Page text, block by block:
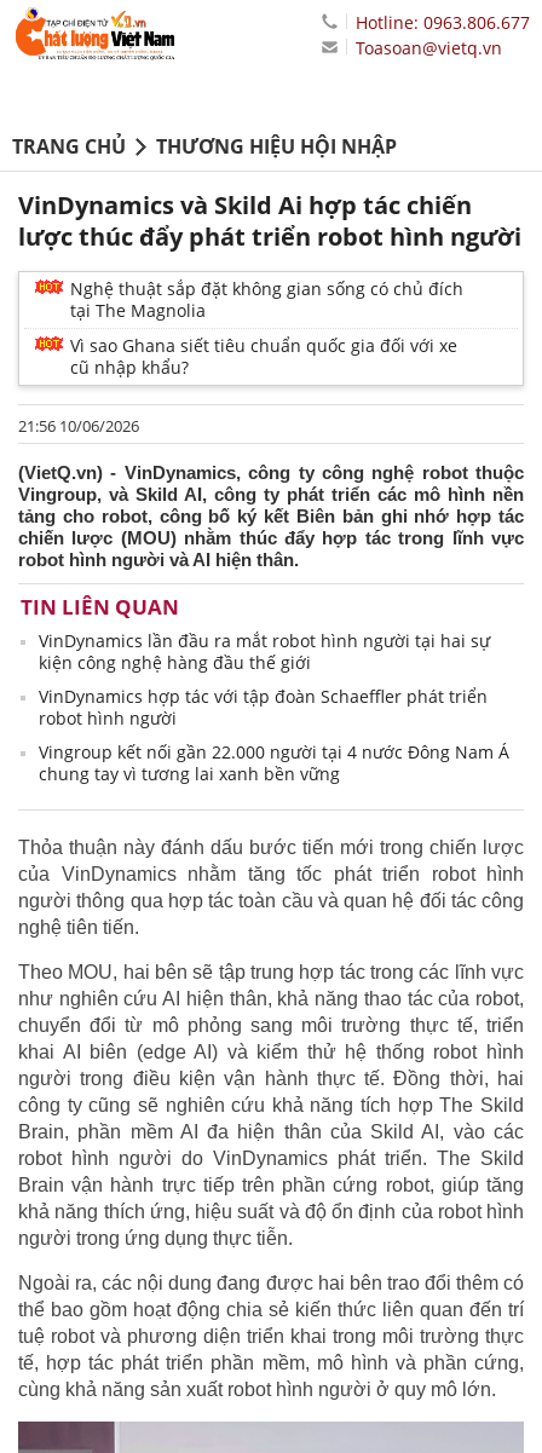
Hotline: 0963.806.677
Toasoan@vietq.vn
TRANG CHỦ THƯƠNG HIỆU HỘI NHẬP
VinDynamics và Skild Ai hợp tác chiến
lược thúc đẩy phát triển robot hình người
Nghệ thuật sắp đặt không gian sống có chủ đích
tại The Magnolia
Vì sao Ghana siết tiêu chuẩn quốc gia đối với xe
cũ nhập khẩu?
21:56 10/06/2026
(VietQ.vn) - VinDynamics, công ty công nghệ robot thuộc
Vingroup, và Skild AI, công ty phát triển các mô hình nền
tảng cho robot, công bố ký kết Biên bản ghi nhớ hợp tác
chiến lược (MOU) nhằm thúc đẩy hợp tác trong lĩnh vực
robot hình người và AI hiện thân.
TIN LIÊN QUAN
VinDynamics lần đầu ra mắt robot hình người tại hai sự
kiện công nghệ hàng đầu thế giới
VinDynamics hợp tác với tập đoàn Schaeffler phát triển
robot hình người
Vingroup kết nối gần 22.000 người tại 4 nước Đông Nam Á
chung tay vì tương lai xanh bền vững
Thỏa thuận này đánh dấu bước tiến mới trong chiến lược
của VinDynamics nhằm tăng tốc phát triển robot hình
người thông qua hợp tác toàn cầu và quan hệ đối tác công
nghệ tiên tiến.
Theo MOU, hai bên sẽ tập trung hợp tác trong các lĩnh vực
như nghiên cứu AI hiện thân, khả năng thao tác của robot,
chuyển đổi từ mô phỏng sang môi trường thực tế, triển
khai AI biên (edge AI) và kiểm thử hệ thống robot hình
người trong điều kiện vận hành thực tế. Đồng thời, hai
công ty cũng sẽ nghiên cứu khả năng tích hợp The Skild
Brain, phần mềm AI đa hiện thân của Skild AI, vào các
robot hình người do VinDynamics phát triển. The Skild
Brain vận hành trực tiếp trên phần cứng robot, giúp tăng
khả năng thích ứng, hiệu suất và độ ổn định của robot hình
người trong ứng dụng thực tiễn.
Ngoài ra, các nội dung đang được hai bên trao đổi thêm có
thể bao gồm hoạt động chia sẻ kiến thức liên quan đến trí
tuệ robot và phương diện triển khai trong môi trường thực
tế, hợp tác phát triển phần mềm, mô hình và phần cứng,
cùng khả năng sản xuất robot hình người ở quy mô lớn.